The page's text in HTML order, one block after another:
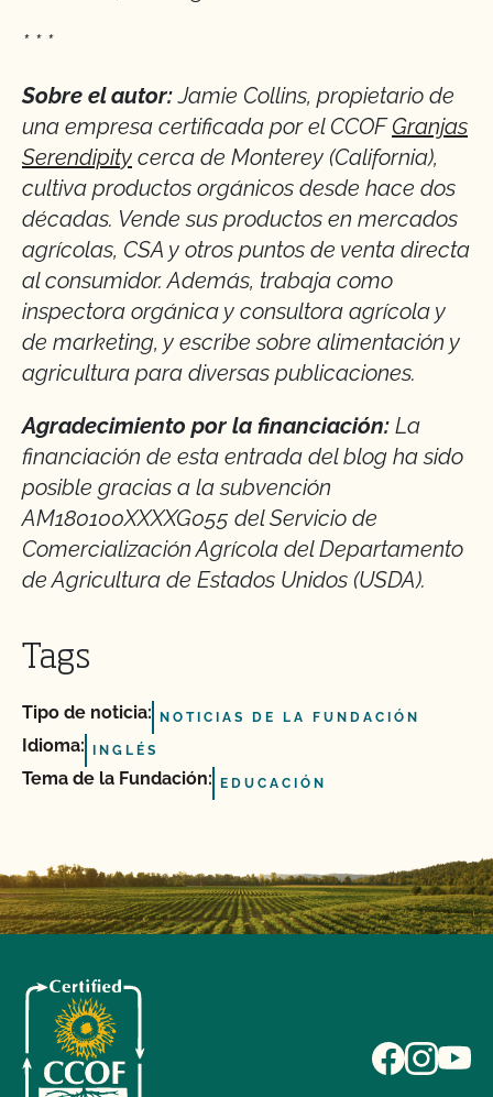
* * *
Sobre el autor:Jamie Collins, propietario de
una empresa certificada por el CCOFGranjas
Serendipity cerca de Monterey (California),
cultiva productos orgánicos desde hace dos
décadas. Vende sus productos en mercados
agrícolas, CSA y otros puntos de venta directa
al consumidor. Además, trabaja como
inspectora orgánica y consultora agrícola y
de marketing, y escribe sobre alimentación y
agricultura para diversas publicaciones.
Agradecimiento por la financiación: La
financiación de esta entrada del blog ha sido
posible gracias a la subvención
AM180100XXXXG055 del Servicio de
Comercialización Agrícola del Departamento
de Agricultura de Estados Unidos (USDA).
Tags
Tipo de noticia: NOTICIAS DE LA FUNDACIÓN
Idioma: INGLÉS
Tema de la Fundación: EDUCACIÓN